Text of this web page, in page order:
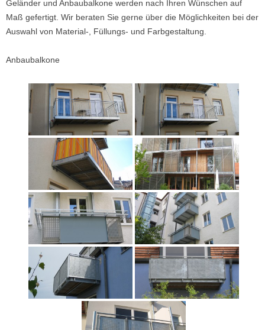
Geländer und Anbaubalkone werden nach Ihren Wünschen auf
Maß gefertigt. Wir beraten Sie gerne über die Möglichkeiten bei der
Auswahl von Material-, Füllungs- und Farbgestaltung.
Anbaubalkone